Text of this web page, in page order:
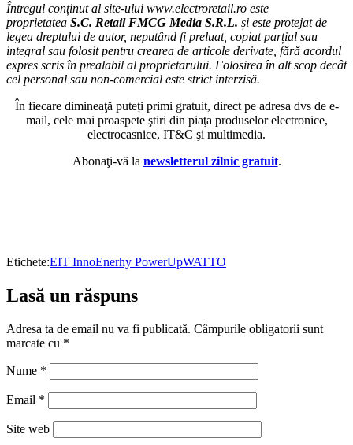
Întregul conținut al site-ului www.electroretail.ro este
proprietatea S.C. Retail FMCG Media S.R.L. și este protejat de
legea dreptului de autor, neputând fi preluat, copiat parțial sau
integral sau folosit pentru crearea de articole derivate, fără acordul
expres scris în prealabil al proprietarului. Folosirea în alt scop decât
cel personal sau non-comercial este strict interzisă.
În fiecare dimineaţă puteți primi gratuit, direct pe adresa dvs de e-
mail, cele mai proaspete ştiri din piaţa produselor electronice,
electrocasnice, IT&C şi multimedia.
Abonaţi-vă la newsletterul zilnic gratuit.
Etichete:EIT InnoEnerhy PowerUpWATTO
Lasă un răspuns
Adresa ta de email nu va fi publicată. Câmpurile obligatorii sunt
marcate cu *
Nume *
Email *
Site web